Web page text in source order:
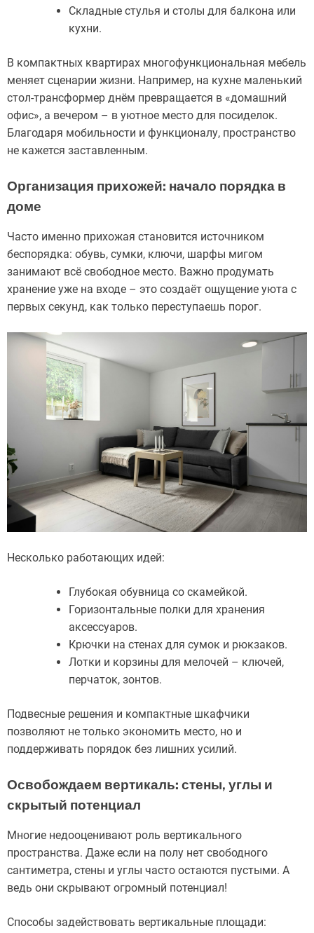
Складные стулья и столы для балкона или
кухни.
В компактных квартирах многофункциональная мебель
меняет сценарии жизни. Например, на кухне маленький
стол-трансформер днём превращается в «домашний
офис», а вечером – в уютное место для посиделок.
Благодаря мобильности и функционалу, пространство
не кажется заставленным.
Организация прихожей: начало порядка в
доме
Часто именно прихожая становится источником
беспорядка: обувь, сумки, ключи, шарфы мигом
занимают всё свободное место. Важно продумать
хранение уже на входе – это создаёт ощущение уюта с
первых секунд, как только переступаешь порог.
Несколько работающих идей:
Глубокая обувница со скамейкой.
Горизонтальные полки для хранения
аксессуаров.
Крючки на стенах для сумок и рюкзаков.
Лотки и корзины для мелочей – ключей,
перчаток, зонтов.
Подвесные решения и компактные шкафчики
позволяют не только экономить место, но и
поддерживать порядок без лишних усилий.
Освобождаем вертикаль: стены, углы и
скрытый потенциал
Многие недооценивают роль вертикального
пространства. Даже если на полу нет свободного
сантиметра, стены и углы часто остаются пустыми. А
ведь они скрывают огромный потенциал!
Способы задействовать вертикальные площади: